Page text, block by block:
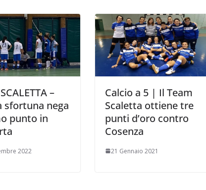
–
sfortuna nega
punto in
2022
Calcio a 5 | Il Team
Scaletta ottiene tre
punti d’oro contro
Cosenza
21 Gennaio 2021